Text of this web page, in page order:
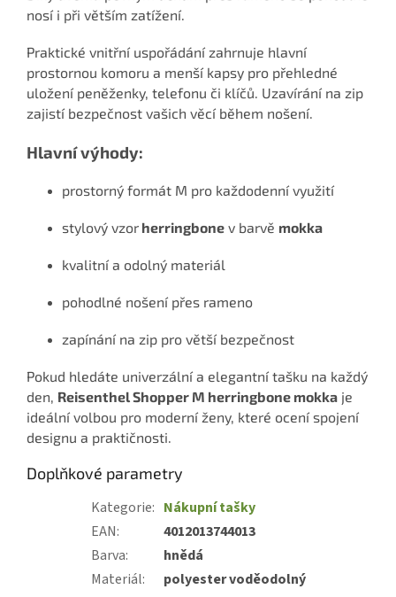
nosí i při větším zatížení.
Praktické vnitřní uspořádání zahrnuje hlavní
prostornou komoru a menší kapsy pro přehledné
uložení peněženky, telefonu či klíčů. Uzavírání na zip
zajistí bezpečnost vašich věcí během nošení.
Hlavní výhody:
prostorný formát M pro každodenní využití
stylový vzor herringbone v barvě mokka
kvalitní a odolný materiál
pohodlné nošení přes rameno
zapínání na zip pro větší bezpečnost
Pokud hledáte univerzální a elegantní tašku na každý
den, Reisenthel Shopper M herringbone mokka je
ideální volbou pro moderní ženy, které ocení spojení
designu a praktičnosti.
Doplňkové parametry
Kategorie: Nákupní tašky
EAN:
4012013744013
Barva:
hnědá
Materiál:
polyester voděodolný